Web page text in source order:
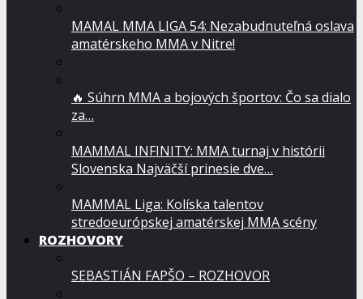
MAMAL MMA LIGA 54: Nezabudnuteľná oslava
amatérskeho MMA v Nitre!
🔥 Súhrn MMA a bojových športov: Čo sa dialo
za…
MAMMAL INFINITY: MMA turnaj v histórii
Slovenska Najväčší prinesie dve…
MAMMAL Liga: Kolíska talentov
stredoeurópskej amatérskej MMA scény
ROZHOVORY
SEBASTIÁN FAPŠO – ROZHOVOR